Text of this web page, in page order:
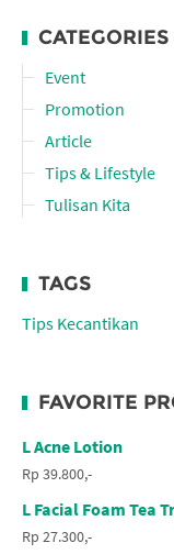
CATEGORIES
Event
Promotion
Article
Tips & Lifestyle
Tulisan Kita
TAGS
Tips Kecantikan
FAVORITE
L Acne Lotion
Rp 39.800,-
L Facial Foam Tea
Rp 27.300,-